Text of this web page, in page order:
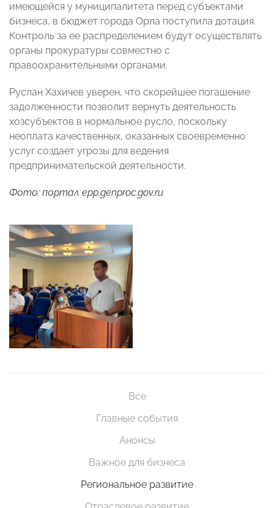
имеющейся у муниципалитета перед субъектами
бизнеса, в бюджет города Орла поступила дотация.
Контроль за ее распределением будут осуществлять
органы прокуратуры совместно с
правоохранительными органами.
Руслан Хахичев уверен, что скорейшее погашение
задолженности позволит вернуть деятельность
хозсубъектов в нормальное русло, поскольку
неоплата качественных, оказанных своевременно
услуг создает угрозы для ведения
предпринимательской деятельности.
Фото: портал epp.genproc.gov.ru
Все
Главные события
Анонсы
Важное для бизнеса
Региональное развитие